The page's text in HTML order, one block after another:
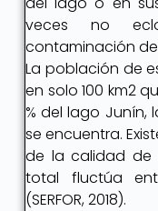
veces no
contaminación
La población de
en solo 100 km2
% del lago Junín,
se encuentra.
de la calidad de
total fluctúa
(SERFOR, 2018).